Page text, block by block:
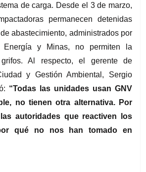
de carga. Desde el 3 de marzo,
permanecen detenidas
abastecimiento, administrados por
y Minas, no permiten la
Al respecto, el gerente de
y Gestión Ambiental, Sergio
“Todas las unidades usan GNV
no tienen otra alternativa. Por
autoridades que reactiven los
qué no nos han tomado en